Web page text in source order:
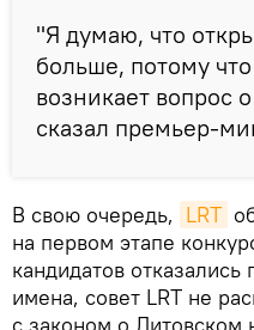
"Я думаю, что
больше, потому
возникает вопрос
сказал премьер-
В свою очередь, LRT
на первом этапе
кандидатов отказались
имена, совет LRT не
с законом о Литовском